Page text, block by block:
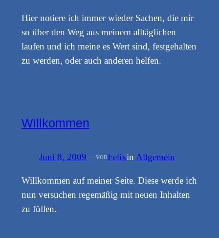
Hier notiere ich immer wieder Sachen, die mir
so über den Weg aus meinem alltäglichen
laufen und ich meine es Wert sind, festgehalten
zu werden, oder auch anderen helfen.
Willkommen
Juni 8, 2009—vonFelixin Allgemein
Willkommen auf meiner Seite. Diese werde ich
nun versuchen regemäßig mit neuen Inhalten
zu füllen.